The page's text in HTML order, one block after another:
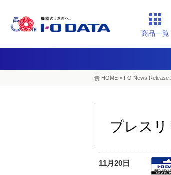
商品一覧
HOME > I-O News Release
プレスリ
11月20日